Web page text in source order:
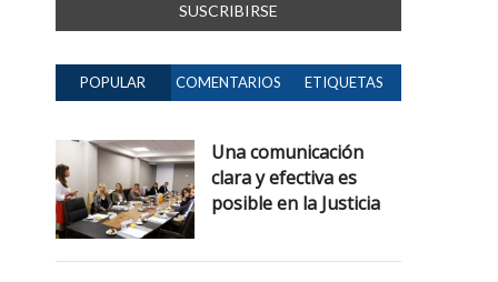
POPULAR COMENTARIOS ETIQUETAS
Una comunicación
clara y efectiva es
posible en la Justicia